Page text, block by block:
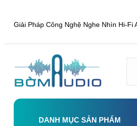
Giải Pháp Công Nghệ Nghe Nhìn Hi-Fi
DANH MỤC SẢN PHẨM
Select